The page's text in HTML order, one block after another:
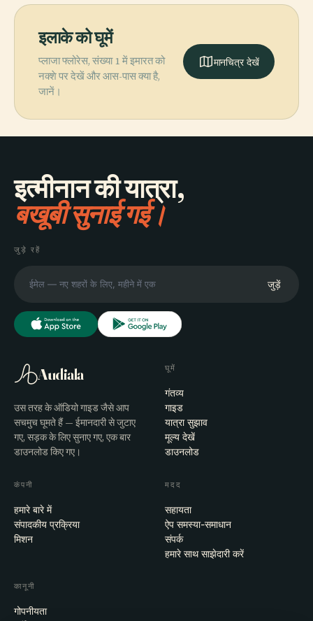
इलाके को घूमें
प्लाजा फ्लोरेस, संख्या 1 में इमारत को
नक्शे पर देखें और आस-पास क्या है,
जानें।
मानचित्र देखें
इत्मीनान की यात्रा,
बखूबी सुनाई गई।
जुड़े रहें
जुड़ें
Audiala
उस तरह के ऑडियो गाइड जैसे आप
सचमुच घूमते हैं — ईमानदारी से जुटाए
गए, सड़क के लिए सुनाए गए, एक बार
डाउनलोड किए गए।
घूमें
गंतव्य
गाइड
यात्रा सुझाव
मूल्य देखें
डाउनलोड
कंपनी
हमारे बारे में
संपादकीय प्रक्रिया
मिशन
मदद
सहायता
ऐप समस्या-समाधान
संपर्क
हमारे साथ साझेदारी करें
कानूनी
गोपनीयता